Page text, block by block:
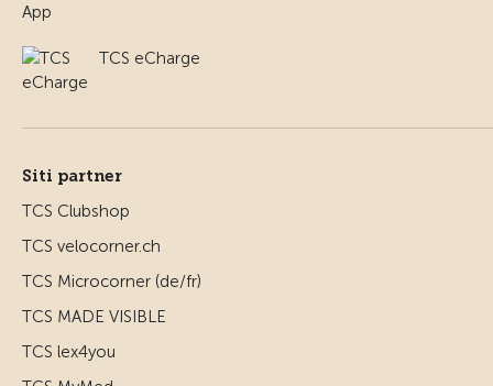
TCS eCharge
Siti partner
TCS Clubshop
TCS velocorner.ch
TCS Microcorner (de/fr)
TCS MADE VISIBLE
TCS lex4you